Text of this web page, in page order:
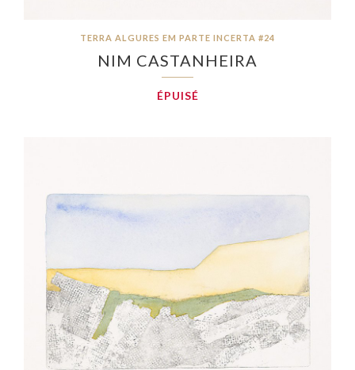
TERRA ALGURES EM PARTE INCERTA #24
NIM CASTANHEIRA
ÉPUISÉ